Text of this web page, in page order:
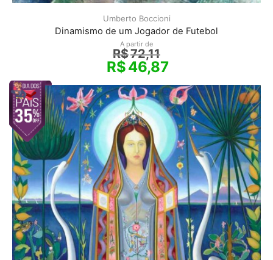
Umberto Boccioni
Dinamismo de um Jogador de Futebol
A partir de
R$72,11
R$46,87